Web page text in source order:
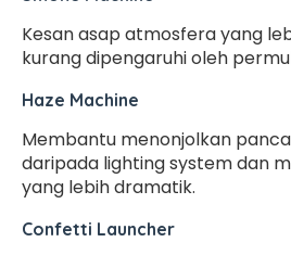
Kesan asap atmosfera yang
kurang dipengaruhi oleh
Haze Machine
Membantu menonjolkan
daripada lighting system dan
yang lebih dramatik.
Confetti Launcher